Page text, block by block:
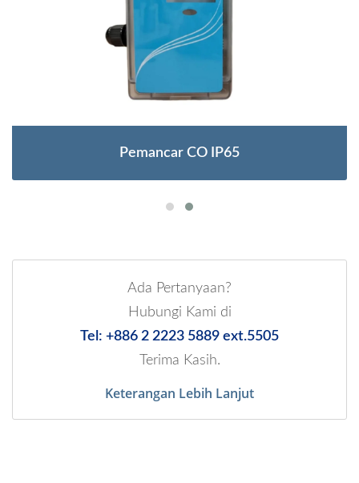
Pemancar CO IP65
Ada Pertanyaan?
Hubungi Kami di
Tel: +886 2 2223 5889 ext.5505
Terima Kasih.
Keterangan Lebih Lanjut